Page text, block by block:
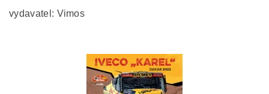
vydavatel: Vimos